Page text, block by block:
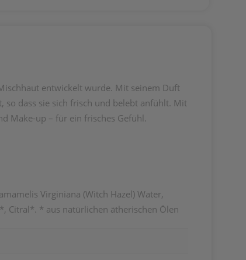
entwickelt wurde. Mit seinem Duft
dass sie sich frisch und belebt anfühlt. Mit
Make-up – für ein frisches Gefühl.
Virginiana (Witch Hazel) Water,
Citral*. * aus natürlichen ätherischen Ölen